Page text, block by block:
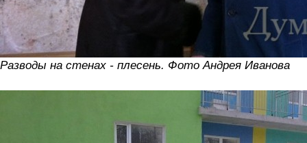
Разводы на стенах - плесень. Фото Андрея Иванова